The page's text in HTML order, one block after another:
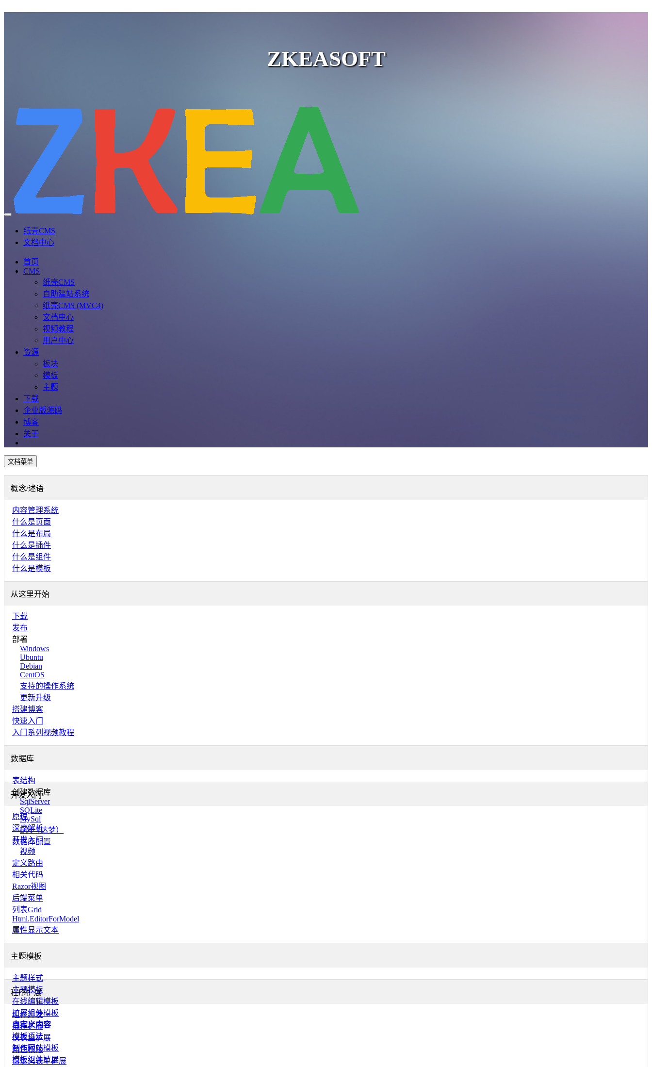
ZKEASOFT
纸壳CMS
文档中心
首页
CMS
纸壳CMS
自助建站系统
纸壳CMS (MVC4)
文档中心
视频教程
用户中心
资源
板块
模板
主题
下载
企业版源码
博客
关于
文档菜单
概念/述语
内容管理系统
什么是页面
什么是布局
什么是插件
什么是组件
什么是模板
从这里开始
下载
发布
部署
Windows
Ubuntu
Debian
CentOS
支持的操作系统
更新升级
搭建博客
快速入门
入门系列视频教程
数据库
表结构
创建数据库
SqlServer
SQLite
MySql
DM（达梦）
数据库配置
开发入门
原理
深度解析
开发入门
视频
定义路由
相关代码
Razor视图
后端菜单
列表Grid
Html.EditorForModel
属性显示文本
主题模板
主题样式
主题模板
在线编辑模板
扩展组件模板
自定义内容
模板语法
制作网站模板
模板组件扩展
程序扩展
组件开发
插件扩展
仪表盘扩展
角色权限
自定义表单扩展